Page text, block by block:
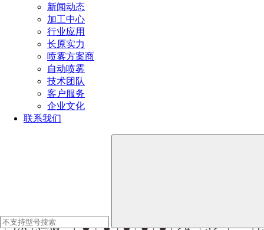
新闻动态
加工中心
行业应用
长原实力
喷雾方案商
自动喷雾
技术团队
客户服务
企业文化
联系我们
AA广角性能参数